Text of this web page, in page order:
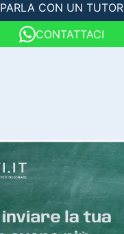
PARLA CON UN TUTOR
CONTATTACI